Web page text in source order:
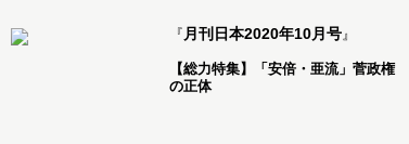
『 月刊日本2020年10月号 』
【総力特集】「安倍・亜流」菅政権
の正体